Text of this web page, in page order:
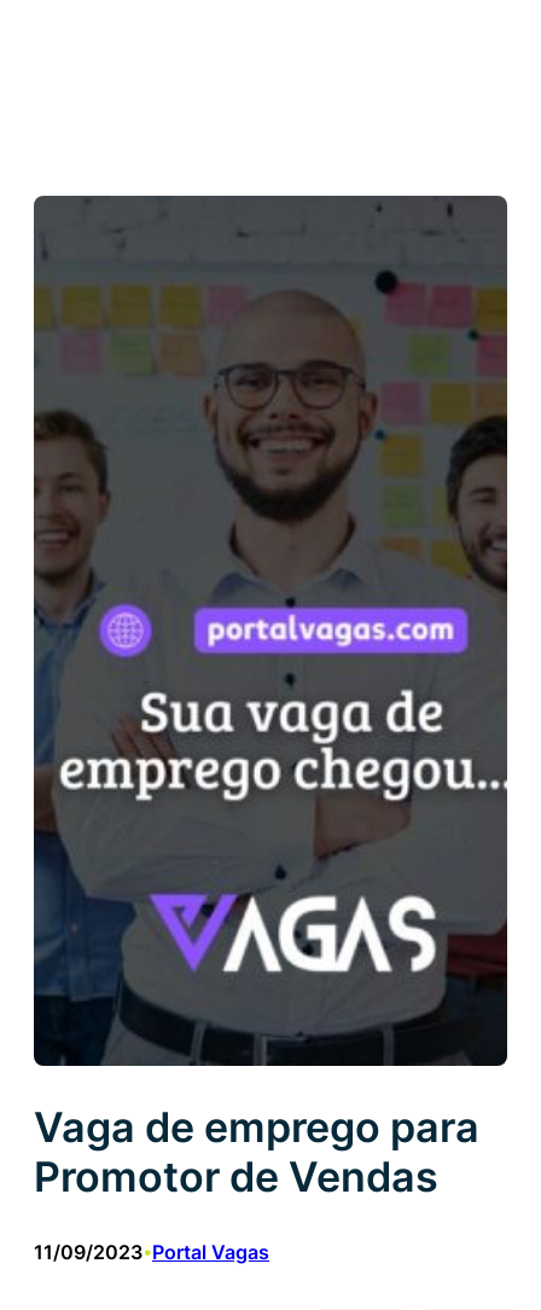
Vaga de emprego para
Promotor de Vendas
11/09/2023•Portal Vagas